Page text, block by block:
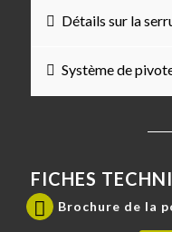
Détails sur la
Système de
FICHES
Brochure de la